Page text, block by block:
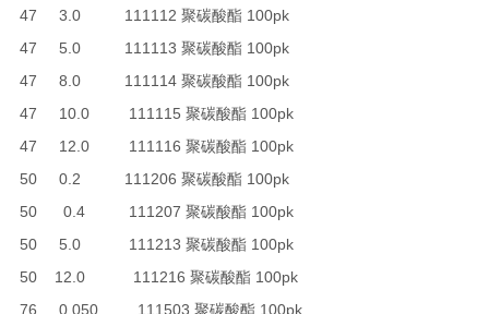
47 3.0 111112 聚碳酸酯 100pk
47 5.0 111113 聚碳酸酯 100pk
47 8.0 111114 聚碳酸酯 100pk
47 10.0 111115 聚碳酸酯 100pk
47 12.0 111116 聚碳酸酯 100pk
50 0.2 111206 聚碳酸酯 100pk
50 0.4 111207 聚碳酸酯 100pk
50 5.0 111213 聚碳酸酯 100pk
50 12.0 111216 聚碳酸酯 100pk
76 0.050 111503 聚碳酸酯 100pk